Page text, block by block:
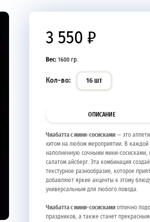
3 550 ₽
Вес: 1600 гр.
Кол-во: 16 шт
ОПИСАНИЕ
Чиабатта с мини-сосисками — это
хитом на любом мероприятии. В каждой
наполненную сочными мини-
салатом айсберг. Эта комбинация
текстурное разнообразие, которое
добавляют яркие акценты к этому
универсальным для любого повода.
Чиабатта с мини-сосисками отлично
праздников, а также станет